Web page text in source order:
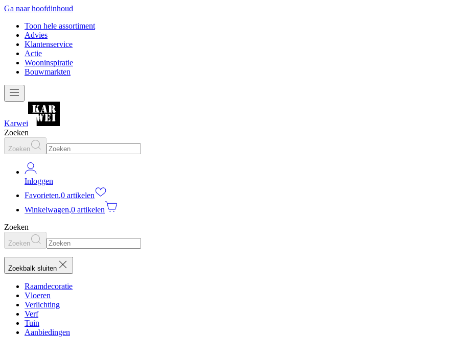
Ga naar hoofdinhoud
Toon hele assortiment
Advies
Klantenservice
Actie
Wooninspiratie
Bouwmarkten
Karwei
Zoeken
Zoeken
Inloggen
Favorieten,0 artikelen
Winkelwagen,0 artikelen
Zoeken
Zoeken
Zoekbalk sluiten
Raamdecoratie
Vloeren
Verlichting
Verf
Tuin
Aanbiedingen